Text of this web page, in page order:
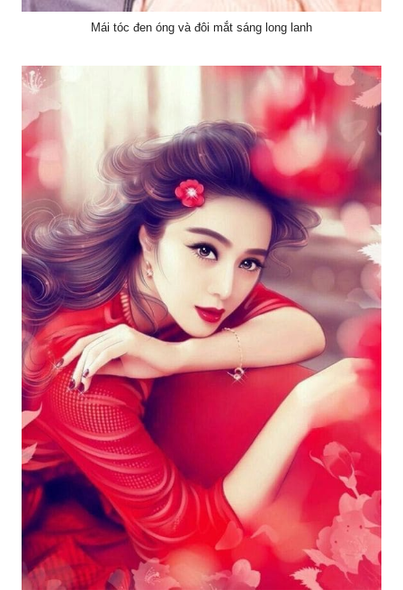
Mái tóc đen óng và đôi mắt sáng long lanh